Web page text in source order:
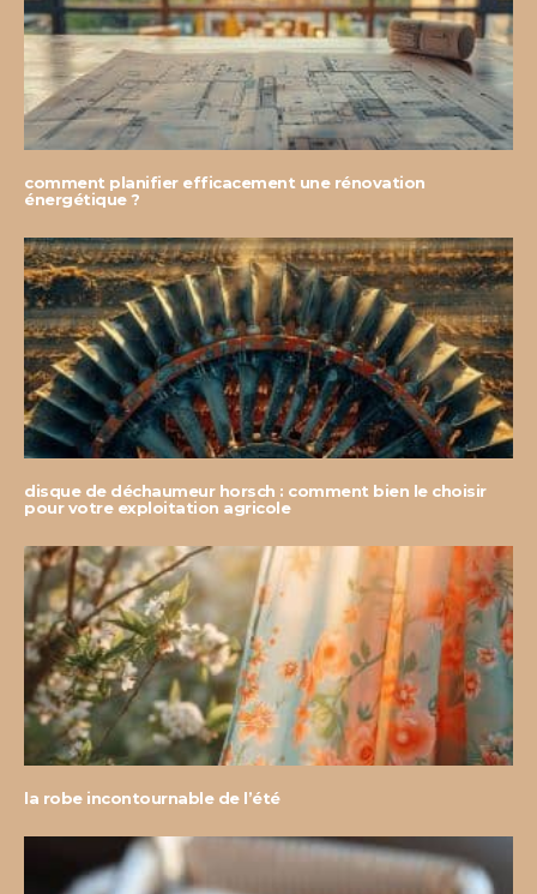
comment planifier efficacement une rénovation
énergétique ?
disque de déchaumeur horsch : comment bien le choisir
pour votre exploitation agricole
la robe incontournable de l’été